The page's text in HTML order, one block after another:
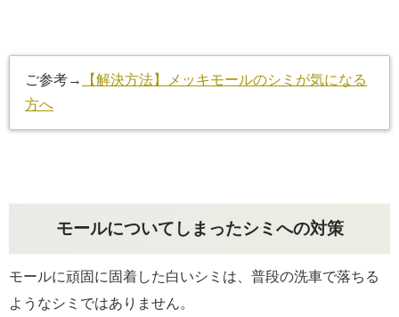
ご参考→
【解決方法】メッキモールのシミが気になる
方へ
モールについてしまったシミへの対策
モールに頑固に固着した白いシミは、普段の洗車で落ちる
ようなシミではありません。